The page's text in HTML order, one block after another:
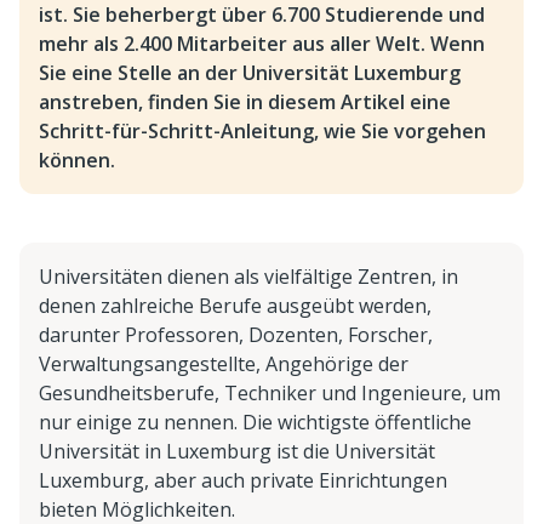
ist. Sie beherbergt über 6.700 Studierende und
mehr als 2.400 Mitarbeiter aus aller Welt. Wenn
Sie eine Stelle an der Universität Luxemburg
anstreben, finden Sie in diesem Artikel eine
Schritt-für-Schritt-Anleitung, wie Sie vorgehen
können.
Universitäten dienen als vielfältige Zentren, in
denen zahlreiche Berufe ausgeübt werden,
darunter Professoren, Dozenten, Forscher,
Verwaltungsangestellte, Angehörige der
Gesundheitsberufe, Techniker und Ingenieure, um
nur einige zu nennen. Die wichtigste öffentliche
Universität in Luxemburg ist die Universität
Luxemburg, aber auch private Einrichtungen
bieten Möglichkeiten.